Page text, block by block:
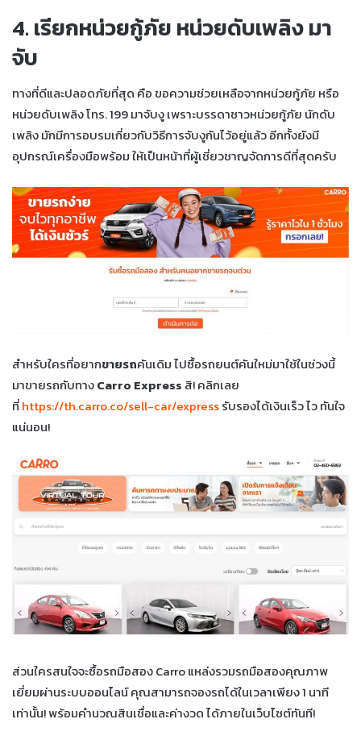
4. เรียกหน่วยกู้ภัย หน่วยดับเพลิง มา
จับ
ทางที่ดีและปลอดภัยที่สุด คือ ขอความช่วยเหลือจากหน่วยกู้ภัย หรือ
หน่วยดับเพลิง โทร. 199 มาจับงู เพราะบรรดาชาวหน่วยกู้ภัย นักดับ
เพลิง มักมีการอบรมเกี่ยวกับวิธีการจับงูกันไว้อยู่แล้ว อีกทั้งยังมี
อุปกรณ์เครื่องมือพร้อม ให้เป็นหน้าที่ผู้เชี่ยวชาญจัดการดีที่สุดครับ
สำหรับใครที่อยากขายรถคันเดิม ไปซื้อรถยนต์คันใหม่มาใช้ในช่วงนี้
มาขายรถกับทางCarro Express สิ! คลิกเลย
ที่https://th.carro.co/sell-car/expressรับรองได้เงินเร็ว ไว ทันใจ
แน่นอน!
ส่วนใครสนใจจะซื้อรถมือสอง Carro แหล่งรวมรถมือสองคุณภาพ
เยี่ยมผ่านระบบออนไลน์ คุณสามารถจองรถได้ในเวลาเพียง 1 นาที
เท่านั้น! พร้อมคำนวณสินเชื่อและค่างวด ได้ภายในเว็บไซต์ทันที!